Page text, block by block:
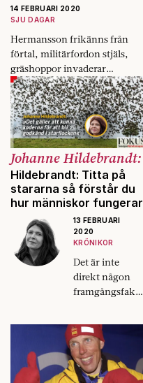
14 FEBRUARI 2020
SJU DAGAR
Hermansson frikänns från
förtal, militärfordon stjäls,
gräshoppor invaderar
Östafrika och CDU-ledaren
avgår.
Johanne Hildebrandt:
Hildebrandt: Titta på
stararna så förstår du
hur människor fungerar
13 FEBRUARI
2020
KRÖNIKOR
Det är inte
direkt någon
framgångsfakto
yttrandefrihet,
skriver Johanne
Hildebrandt.